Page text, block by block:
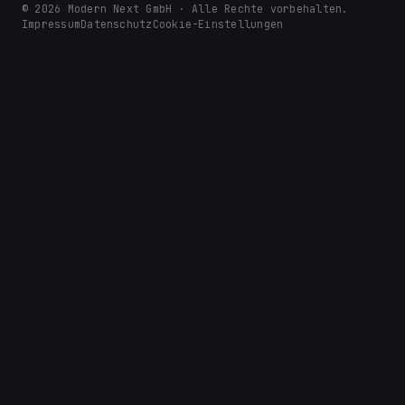
© 2026 Modern Next GmbH · Alle Rechte vorbehalten.
ImpressumDatenschutz Cookie-Einstellungen